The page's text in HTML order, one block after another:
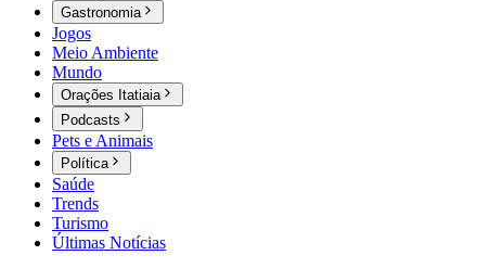
Gastronomia
Jogos
Meio Ambiente
Mundo
Orações Itatiaia
Podcasts
Pets e Animais
Política
Saúde
Trends
Turismo
Últimas Notícias